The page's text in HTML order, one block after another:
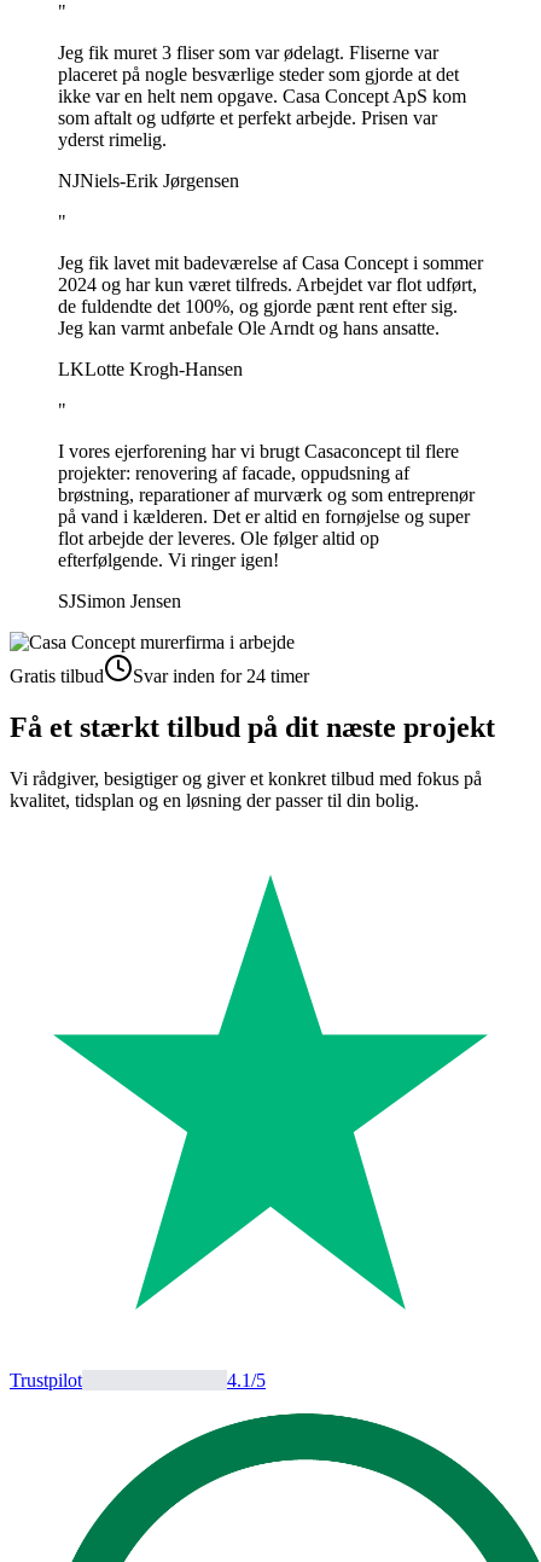
"
Jeg fik muret 3 fliser som var ødelagt. Fliserne var
placeret på nogle besværlige steder som gjorde at det
ikke var en helt nem opgave. Casa Concept ApS kom
som aftalt og udførte et perfekt arbejde. Prisen var
yderst rimelig.
NJNiels-Erik Jørgensen
"
Jeg fik lavet mit badeværelse af Casa Concept i sommer
2024 og har kun været tilfreds. Arbejdet var flot udført,
de fuldendte det 100%, og gjorde pænt rent efter sig.
Jeg kan varmt anbefale Ole Arndt og hans ansatte.
LKLotte Krogh-Hansen
"
I vores ejerforening har vi brugt Casaconcept til flere
projekter: renovering af facade, oppudsning af
brøstning, reparationer af murværk og som entreprenør
på vand i kælderen. Det er altid en fornøjelse og super
flot arbejde der leveres. Ole følger altid op
efterfølgende. Vi ringer igen!
SJSimon Jensen
Gratis tilbud Svar inden for 24 timer
Få et stærkt tilbud på dit næste projekt
Vi rådgiver, besigtiger og giver et konkret tilbud med fokus på
kvalitet, tidsplan og en løsning der passer til din bolig.
Trustpilot 4.1/5